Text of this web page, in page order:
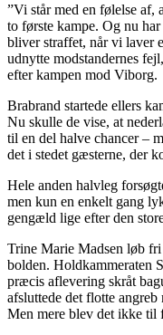
”Vi står med en følelse af,
to første kampe. Og nu
bliver straffet, når vi laver
udnytte modstandernes
efter kampen mod Viborg.
Brabrand startede ellers
Nu skulle de vise, at
til en del halve chancer –
det i stedet gæsterne, der
Hele anden halvleg
men kun en enkelt gang
gengæld lige efter den
Trine Marie Madsen løb
bolden. Holdkammeraten
præcis aflevering skråt
afsluttede det flotte
Men mere blev det ikke til